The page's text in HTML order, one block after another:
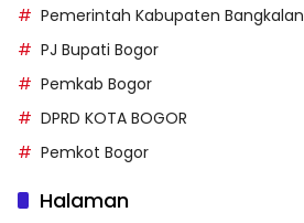
Pemerintah Kabupaten Bangkalan
PJ Bupati Bogor
Pemkab Bogor
DPRD KOTA BOGOR
Pemkot Bogor
Halaman